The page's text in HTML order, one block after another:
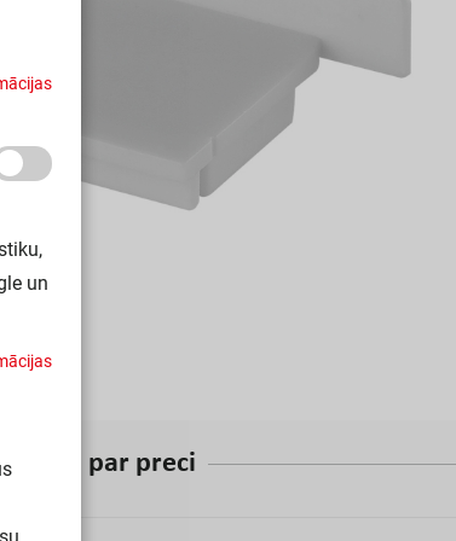
m par preci
ācijas
un
ācijas